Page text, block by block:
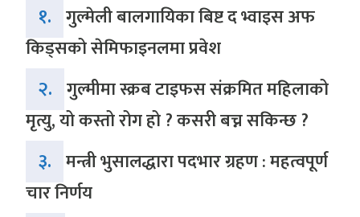
१. गुल्मेली बालगायिका बिष्ट द भ्वाइस अफ
किड्सको सेमिफाइनलमा प्रवेश
२. गुल्मीमा स्क्रब टाइफस संक्रमित महिलाको
मृत्यु, यो कस्तो रोग हो ? कसरी बच्न सकिन्छ ?
३. मन्त्री भुसालद्धारा पदभार ग्रहण : महत्वपूर्ण
चार निर्णय